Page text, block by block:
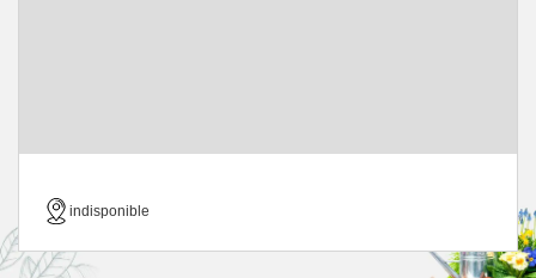
indisponible